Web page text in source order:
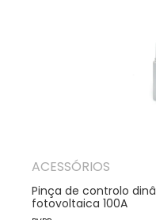
ACESSÓRIOS
Pinça de controlo
fotovoltaica 100A